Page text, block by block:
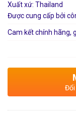
Xuất xứ: Thailand
Được cung cấp bởi
Cam kết chính hãng,
Đổi